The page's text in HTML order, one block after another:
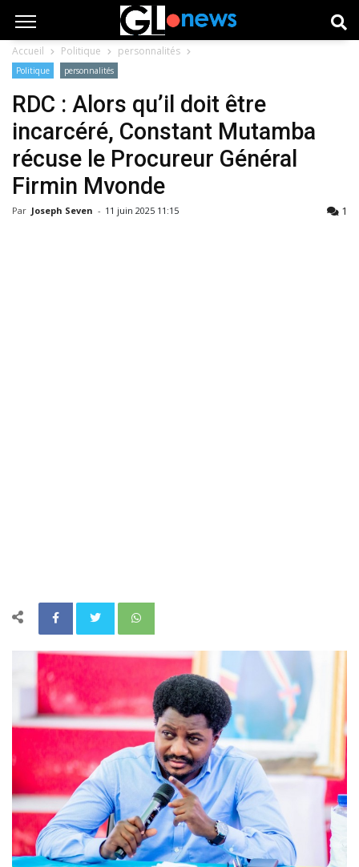
Accueil Politique personnalités
Politique personnalités
RDC : Alors qu’il doit être
incarcéré, Constant Mutamba
récuse le Procureur Général
Firmin Mvonde
Par Joseph Seven - 11 juin 2025 11:15 1